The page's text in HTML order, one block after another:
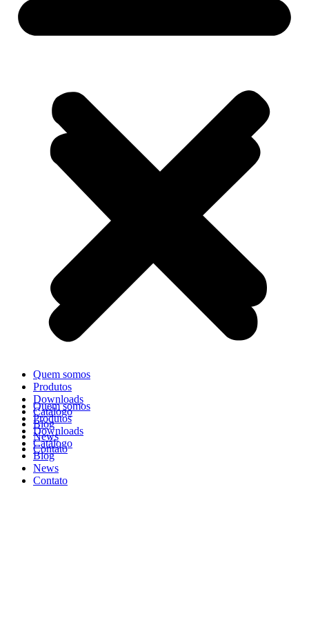
Quem somos
Produtos
Downloads
Catálogo
Blog
News
Contato
Quem somos
Produtos
Downloads
Catálogo
Blog
News
Contato